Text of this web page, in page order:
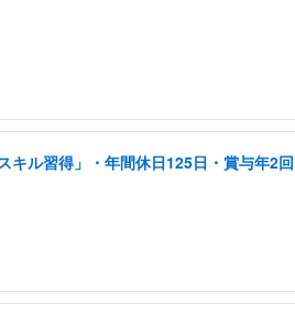
キル習得」・年間休日125日・賞与年2回